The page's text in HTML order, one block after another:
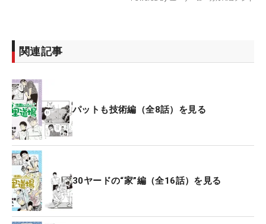
関連記事
パットも技術編（全8話）を見る
30ヤードの“家”編（全16話）を見る